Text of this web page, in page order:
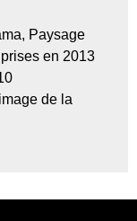
Paysage
en 2013
de la